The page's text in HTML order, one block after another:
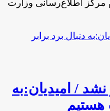
اطلاع‌رسانی وزارت
/ امیدیان:به
هستیم